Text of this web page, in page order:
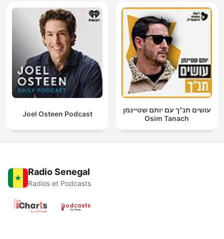
Joel Osteen Podcast
עושים תנ"ך עם יותם שטיינמן
Osim Tanach
Radio Senegal
Radios et Podcasts